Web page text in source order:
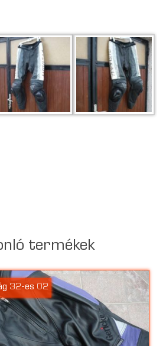
termékek
32-es 02